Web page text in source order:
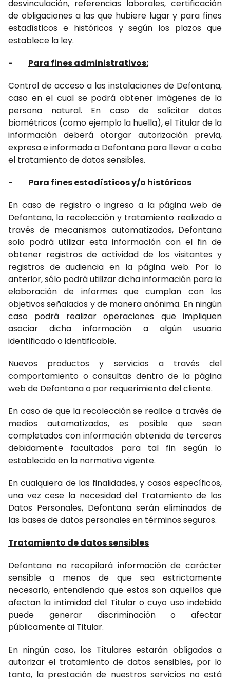
desvinculación, referencias laborales, certificación
de obligaciones a las que hubiere lugar y para fines
estadísticos e históricos y según los plazos que
establece la ley.
- Para fines administrativos:
Control de acceso a las instalaciones de Defontana,
caso en el cual se podrá obtener imágenes de la
persona natural. En caso de solicitar datos
biométricos (como ejemplo la huella), el Titular de la
información deberá otorgar autorización previa,
expresa e informada a Defontana para llevar a cabo
el tratamiento de datos sensibles.
- Para fines estadísticos y/o históricos
En caso de registro o ingreso a la página web de
Defontana, la recolección y tratamiento realizado a
través de mecanismos automatizados, Defontana
solo podrá utilizar esta información con el fin de
obtener registros de actividad de los visitantes y
registros de audiencia en la página web. Por lo
anterior, sólo podrá utilizar dicha información para la
elaboración de informes que cumplan con los
objetivos señalados y de manera anónima. En ningún
caso podrá realizar operaciones que impliquen
asociar dicha información a algún usuario
identificado o identificable.
Nuevos productos y servicios a través del
comportamiento o consultas dentro de la página
web de Defontana o por requerimiento del cliente.
En caso de que la recolección se realice a través de
medios automatizados, es posible que sean
completados con información obtenida de terceros
debidamente facultados para tal fin según lo
establecido en la normativa vigente.
En cualquiera de las finalidades, y casos específicos,
una vez cese la necesidad del Tratamiento de los
Datos Personales, Defontana serán eliminados de
las bases de datos personales en términos seguros.
Tratamiento de datos sensibles
Defontana no recopilará información de carácter
sensible a menos de que sea estrictamente
necesario, entendiendo que estos son aquellos que
afectan la intimidad del Titular o cuyo uso indebido
puede generar discriminación o afectar
públicamente al Titular.
En ningún caso, los Titulares estarán obligados a
autorizar el tratamiento de datos sensibles, por lo
tanto, la prestación de nuestros servicios no está